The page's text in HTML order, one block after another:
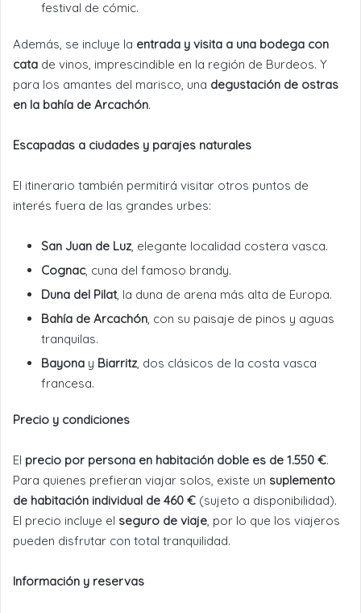
festival de cómic.
Además, se incluye la entrada y visita a una bodega con
cata de vinos, imprescindible en la región de Burdeos. Y
para los amantes del marisco, una degustación de ostras
en la bahía de Arcachón.
Escapadas a ciudades y parajes naturales
El itinerario también permitirá visitar otros puntos de
interés fuera de las grandes urbes:
San Juan de Luz , elegante localidad costera vasca.
Cognac , cuna del famoso brandy.
Duna del Pilat , la duna de arena más alta de Europa.
Bahía de Arcachón , con su paisaje de pinos y aguas
tranquilas.
Bayona y Biarritz , dos clásicos de la costa vasca
francesa.
Precio y condiciones
El precio por persona en habitación doble es de 1.550 €.
Para quienes prefieran viajar solos, existe un suplemento
de habitación individual de 460 € (sujeto a disponibilidad).
El precio incluye el seguro de viaje , por lo que los viajeros
pueden disfrutar con total tranquilidad.
Información y reservas